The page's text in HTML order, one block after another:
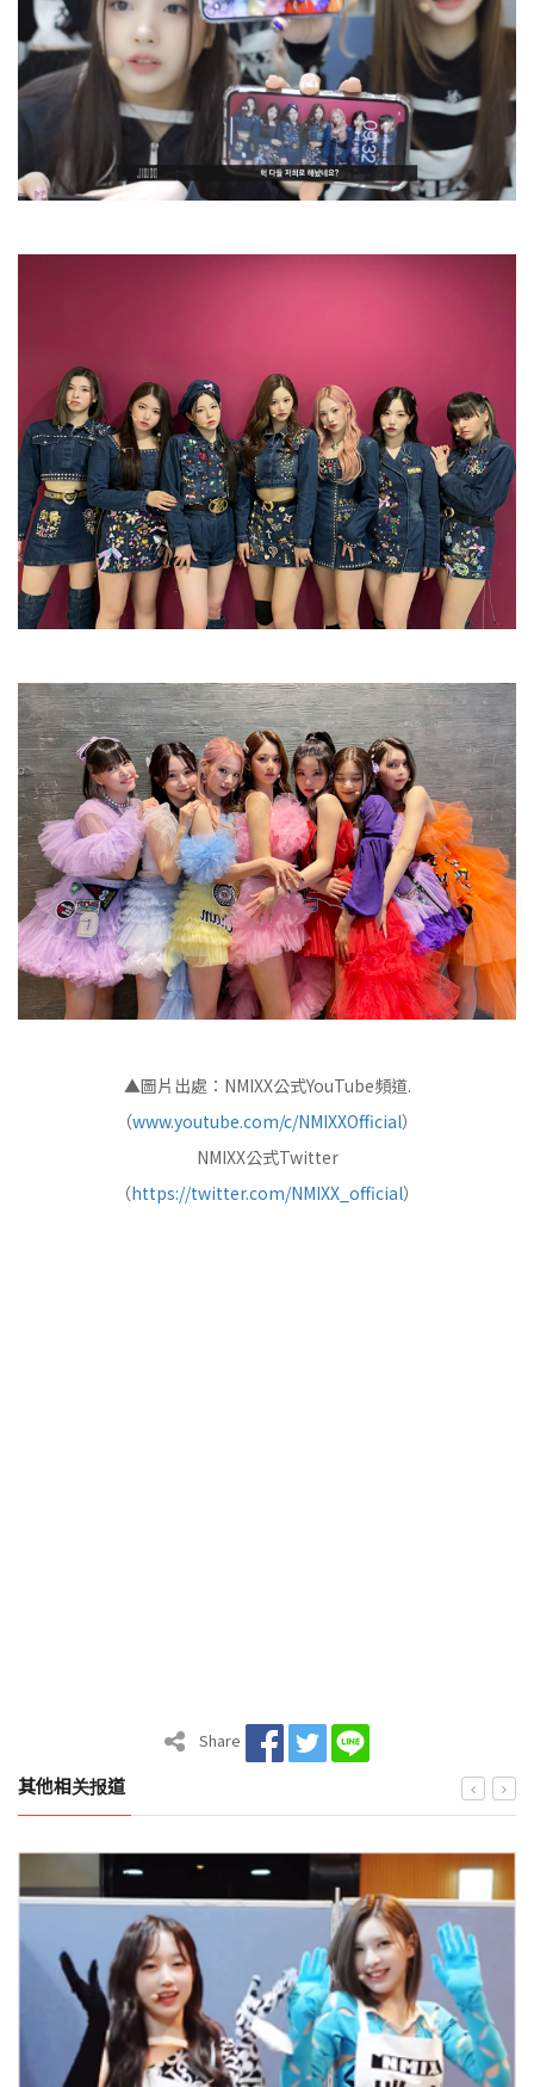
▲圖片出處：NMIXX公式YouTube頻道.
（www.youtube.com/c/NMIXXOfficial）
NMIXX公式Twitter
（https://twitter.com/NMIXX_official）
Share
其他相关报道